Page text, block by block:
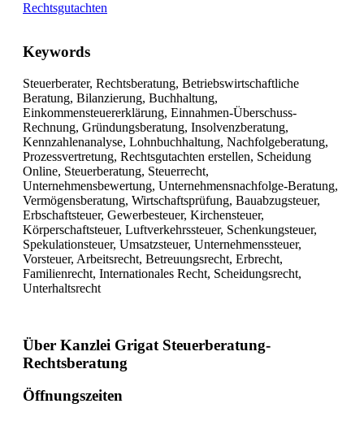
Rechtsgutachten
Keywords
Steuerberater, Rechtsberatung, Betriebswirtschaftliche
Beratung, Bilanzierung, Buchhaltung,
Einkommensteuererklärung, Einnahmen-Überschuss-
Rechnung, Gründungsberatung, Insolvenzberatung,
Kennzahlenanalyse, Lohnbuchhaltung, Nachfolgeberatung,
Prozessvertretung, Rechtsgutachten erstellen, Scheidung
Online, Steuerberatung, Steuerrecht,
Unternehmensbewertung, Unternehmensnachfolge-Beratung,
Vermögensberatung, Wirtschaftsprüfung, Bauabzugsteuer,
Erbschaftsteuer, Gewerbesteuer, Kirchensteuer,
Körperschaftsteuer, Luftverkehrssteuer, Schenkungsteuer,
Spekulationsteuer, Umsatzsteuer, Unternehmenssteuer,
Vorsteuer, Arbeitsrecht, Betreuungsrecht, Erbrecht,
Familienrecht, Internationales Recht, Scheidungsrecht,
Unterhaltsrecht
Über Kanzlei Grigat Steuerberatung-
Rechtsberatung
Öffnungszeiten